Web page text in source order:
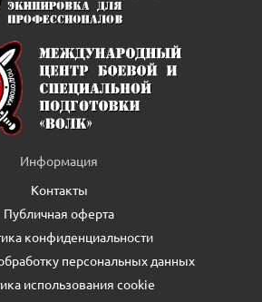
Информация
Контакты
Публичная оферта
конфиденциальности
персональных данных
использования cookie